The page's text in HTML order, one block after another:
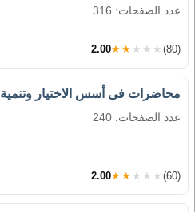
عدد الصفحات: 316
2.00★★★★★ (80)
محاضرات فى أسس الاختيار وتنمية
عدد الصفحات: 240
2.00★★★★★ (60)